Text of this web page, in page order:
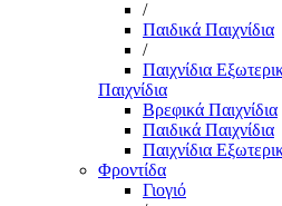
/
Παιδικά Παιχνίδια
/
Παιχνίδια
Παιχνίδια
Βρεφικά Παιχνίδια
Παιδικά Παιχνίδια
Παιχνίδια
Φροντίδα
Γιογιό